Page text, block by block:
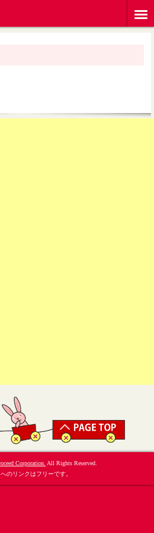
Corporation. All Rights Reserved.
のリンクはフリーです。